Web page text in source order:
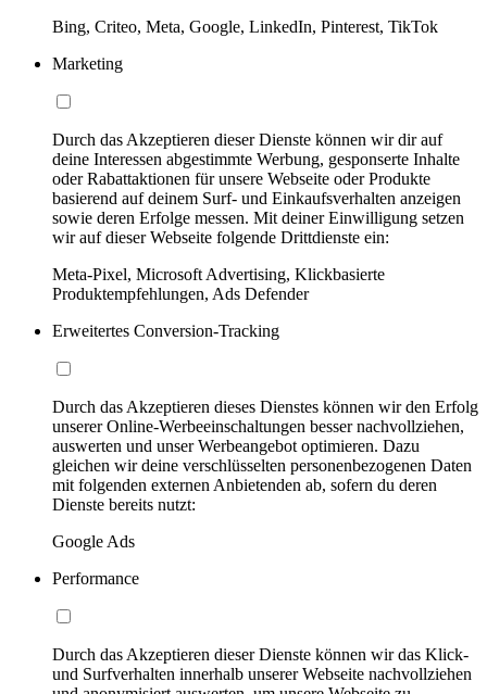
Bing, Criteo, Meta, Google, LinkedIn, Pinterest, TikTok
Marketing
Durch das Akzeptieren dieser Dienste können wir dir auf
deine Interessen abgestimmte Werbung, gesponserte Inhalte
oder Rabattaktionen für unsere Webseite oder Produkte
basierend auf deinem Surf- und Einkaufsverhalten anzeigen
sowie deren Erfolge messen. Mit deiner Einwilligung setzen
wir auf dieser Webseite folgende Drittdienste ein:
Meta-Pixel, Microsoft Advertising, Klickbasierte
Produktempfehlungen, Ads Defender
Erweitertes Conversion-Tracking
Durch das Akzeptieren dieses Dienstes können wir den Erfolg
unserer Online-Werbeeinschaltungen besser nachvollziehen,
auswerten und unser Werbeangebot optimieren. Dazu
gleichen wir deine verschlüsselten personenbezogenen Daten
mit folgenden externen Anbietenden ab, sofern du deren
Dienste bereits nutzt:
Google Ads
Performance
Durch das Akzeptieren dieser Dienste können wir das Klick-
und Surfverhalten innerhalb unserer Webseite nachvollziehen